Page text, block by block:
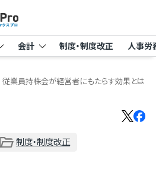
会計 制度・制度改正 人事労
従業員持株会が経営者にもたらす効果とは
制度・制度改正